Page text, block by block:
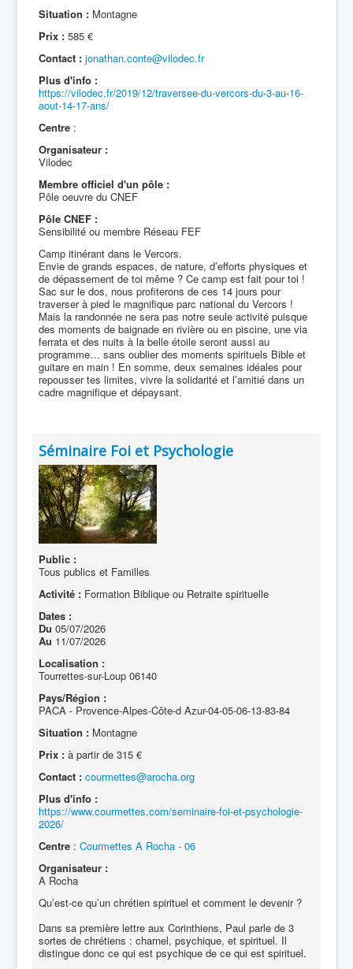
Situation : Montagne
Prix : 585 €
Contact : jonathan.conte@vilodec.fr
Plus d'info :
https://vilodec.fr/2019/12/traversee-du-vercors-du-3-au-16-
aout-14-17-ans/
Centre :
Organisateur :
Vilodec
Membre officiel d'un pôle :
Pôle oeuvre du CNEF
Pôle CNEF :
Sensibilité ou membre Réseau FEF
Camp itinérant dans le Vercors.
Envie de grands espaces, de nature, d’efforts physiques et
de dépassement de toi même ? Ce camp est fait pour toi !
Sac sur le dos, nous profiterons de ces 14 jours pour
traverser à pied le magnifique parc national du Vercors !
Mais la randonnée ne sera pas notre seule activité puisque
des moments de baignade en rivière ou en piscine, une via
ferrata et des nuits à la belle étoile seront aussi au
programme… sans oublier des moments spirituels Bible et
guitare en main ! En somme, deux semaines idéales pour
repousser tes limites, vivre la solidarité et l’amitié dans un
cadre magnifique et dépaysant.
Séminaire Foi et Psychologie
Public :
Tous publics et Familles
Activité : Formation Biblique ou Retraite spirituelle
Dates :
Du 05/07/2026
Au 11/07/2026
Localisation :
Tourrettes-sur-Loup 06140
Pays/Région :
PACA - Provence-Alpes-Côte-d Azur-04-05-06-13-83-84
Situation : Montagne
Prix : à partir de 315 €
Contact : courmettes@arocha.org
Plus d'info :
https://www.courmettes.com/seminaire-foi-et-psychologie-
2026/
Centre : Courmettes A Rocha - 06
Organisateur :
A Rocha
Qu’est-ce qu’un chrétien spirituel et comment le devenir ?
Dans sa première lettre aux Corinthiens, Paul parle de 3
sortes de chrétiens : charnel, psychique, et spirituel. Il
distingue donc ce qui est psychique de ce qui est spirituel.